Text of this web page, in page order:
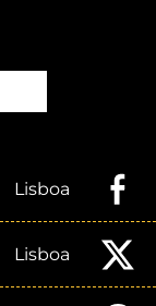
Lisboa
Lisboa